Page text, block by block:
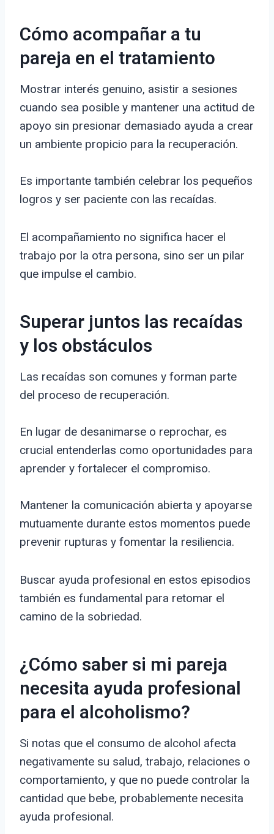
Cómo acompañar a tu
pareja en el tratamiento
Mostrar interés genuino, asistir a sesiones
cuando sea posible y mantener una actitud de
apoyo sin presionar demasiado ayuda a crear
un ambiente propicio para la recuperación.
Es importante también celebrar los pequeños
logros y ser paciente con las recaídas.
El acompañamiento no significa hacer el
trabajo por la otra persona, sino ser un pilar
que impulse el cambio.
Superar juntos las recaídas
y los obstáculos
Las recaídas son comunes y forman parte
del proceso de recuperación.
En lugar de desanimarse o reprochar, es
crucial entenderlas como oportunidades para
aprender y fortalecer el compromiso.
Mantener la comunicación abierta y apoyarse
mutuamente durante estos momentos puede
prevenir rupturas y fomentar la resiliencia.
Buscar ayuda profesional en estos episodios
también es fundamental para retomar el
camino de la sobriedad.
¿Cómo saber si mi pareja
necesita ayuda profesional
para el alcoholismo?
Si notas que el consumo de alcohol afecta
negativamente su salud, trabajo, relaciones o
comportamiento, y que no puede controlar la
cantidad que bebe, probablemente necesita
ayuda profesional.